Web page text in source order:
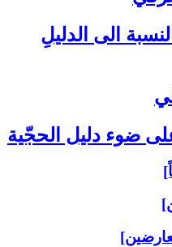
الى‏ الدليلِ